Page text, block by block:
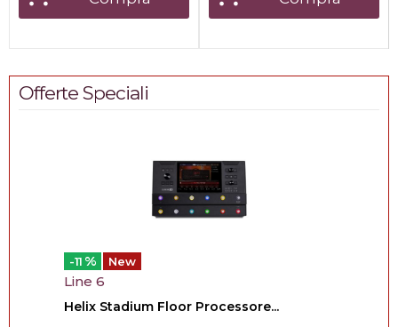
Offerte Speciali
-11 % New
Line 6
Helix Stadium Floor Processore...